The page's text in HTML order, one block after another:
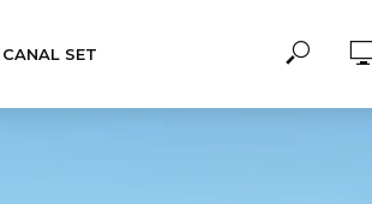
CANAL SET